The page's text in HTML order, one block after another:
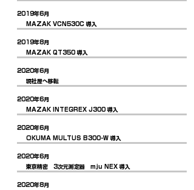
2019年6月
MAZAK VCN530C 導入
2019年8月
MAZAK QT350 導入
2020年6月
現社屋へ移転
2020年6月
MAZAK INTEGREX J300 導入
2020年6月
OKUMA MULTUS B300-W 導入
2020年6月
東京精密 3次元測定器 mju NEX 導入
2020年8月